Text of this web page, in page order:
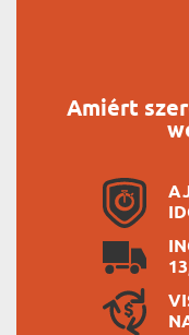
Amiért